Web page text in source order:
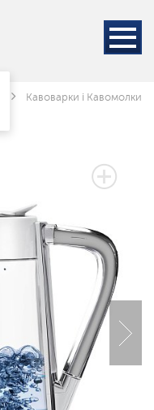
Кавоварки і Кавомолки